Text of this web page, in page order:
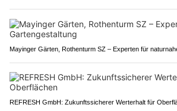
Mayinger Gärten, Rothenturm SZ – Experten für
REFRESH GmbH: Zukunftssicherer Werterhalt für